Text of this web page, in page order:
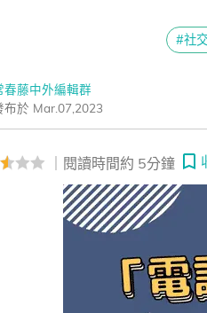
學）系列
單字收藏 / 小考複習區
訂閱制更新月誌
訂閱讀者回饋宣言
應用
階、進階閱讀
#社
春藤中外編輯群
布於 Mar.07,2023
｜閱讀時間約 5分鐘